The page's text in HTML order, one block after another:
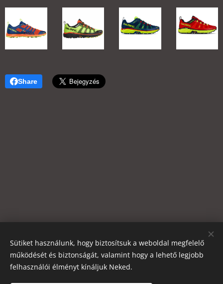
Share
Sütiket használunk, hogy biztosítsuk a weboldal megfelelő
működését és biztonságát, valamint hogy a lehető legjobb
felhasználói élményt kínáljuk Neked.